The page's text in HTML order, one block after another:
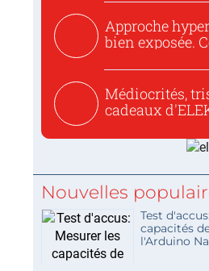
Approche
bien exposée.
Médiocrités,
cadeaux
Nouvelles
Test
capacités
l'Arduino